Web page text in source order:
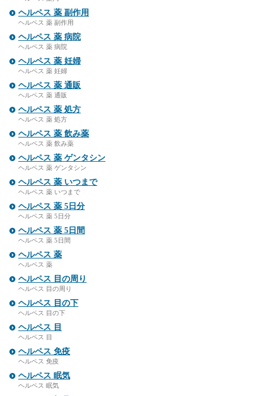
ヘルペス 薬 副作用
ヘルペス 薬 副作用
ヘルペス 薬 病院
ヘルペス 薬 病院
ヘルペス 薬 妊婦
ヘルペス 薬 妊婦
ヘルペス 薬 通販
ヘルペス 薬 通販
ヘルペス 薬 処方
ヘルペス 薬 処方
ヘルペス 薬 飲み薬
ヘルペス 薬 飲み薬
ヘルペス 薬 ゲンタシン
ヘルペス 薬 ゲンタシン
ヘルペス 薬 いつまで
ヘルペス 薬 いつまで
ヘルペス 薬 5日分
ヘルペス 薬 5日分
ヘルペス 薬 5日間
ヘルペス 薬 5日間
ヘルペス 薬
ヘルペス 薬
ヘルペス 目の周り
ヘルペス 目の周り
ヘルペス 目の下
ヘルペス 目の下
ヘルペス 目
ヘルペス 目
ヘルペス 免疫
ヘルペス 免疫
ヘルペス 眠気
ヘルペス 眠気